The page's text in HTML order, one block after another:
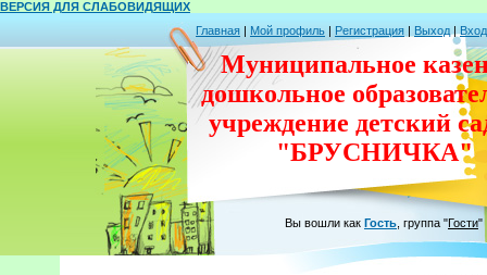
ВЕРСИЯ ДЛЯ СЛАБОВИДЯЩИХ
Главная | Мой профиль | Регистрация | Выход | Вход
Муниципальное
дошкольное
учреждение детский
"БРУСНИЧКА"
Вы вошли как Гость группа "Гости"